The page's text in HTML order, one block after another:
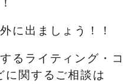
に出ましょう！！
るライティング・コ
に関するご相談は